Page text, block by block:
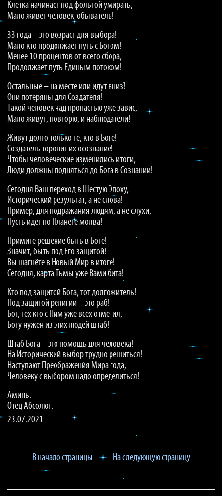
Клетка начинает под фольгой умирать,
Мало живёт человек-обыватель!
33 года – это возраст для выбора!
Мало кто продолжает путь с Богом!
Менее 10 процентов от всего сбора,
Продолжает путь Единым потоком!
Остальные – на месте или идут вниз!
Они потеряны для Создателя!
Такой человек над пропастью уже завис,
Мало живут, повторю, и наблюдатели!
Живут долго только те, кто в Боге!
Создатель торопит их осознание!
Чтобы человеческие изменились итоги,
Люди должны подняться до Бога в Сознании!
Сегодня Ваш переход в Шестую Эпоху,
Исторический результат, а не слова!
Пример, для подражания людям, а не слухи,
Пусть идёт по Планете молва!
Примите решение быть в Боге!
Значит, быть под Его защитой!
Вы шагнёте в Новый Мир в итоге!
Сегодня, карта Тьмы уже Вами бита!
Кто под защитой Бога, тот долгожитель!
Под защитой религии – это раб!
Бог, тех кто с Ним уже всех отметил,
Богу нужен из этих людей штаб!
Штаб Бога – это помощь для человека!
На Исторический выбор трудно решиться!
Наступают Преображения Мира года,
Человеку с выбором надо определиться!
Аминь.
Отец Абсолют.
23.07.2021
В начало страницы На следующую страницу